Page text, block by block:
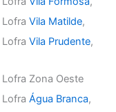
LofraVila Matilde,
LofraVila Prudente,
Zona Oeste
LofraÁgua Branca,